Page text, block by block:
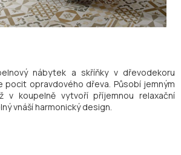
nábytek a skříňky v dřevodekoru
pocit opravdového dřeva. Působí jemným
v koupelně vytvoří příjemnou relaxační
vnáší harmonický design.